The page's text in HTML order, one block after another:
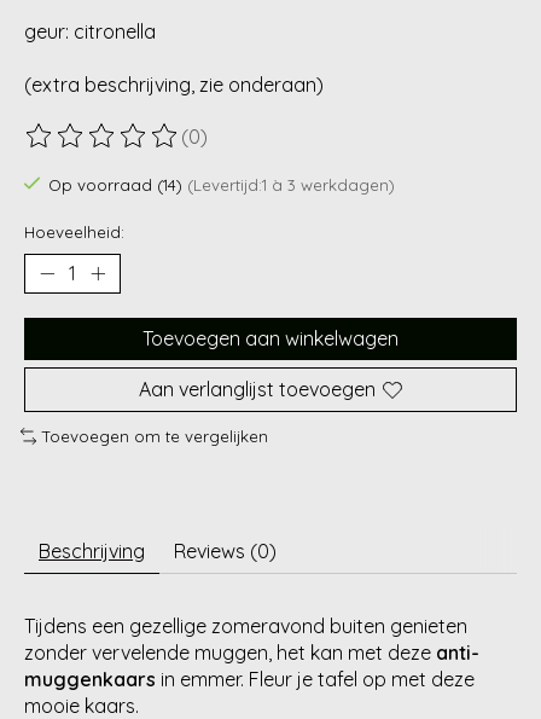
geur: citronella
(extra beschrijving, zie onderaan)
De beoordeling van dit product is
(0)
Op voorraad (14) (Levertijd:1 à 3 werkdagen)
Hoeveelheid:
Toevoegen aan winkelwagen
Aan verlanglijst toevoegen
Toevoegen om te vergelijken
Beschrijving Reviews (0)
Tijdens een gezellige zomeravond buiten genieten
zonder vervelende muggen, het kan met deze anti-
muggenkaars in emmer. Fleur je tafel op met deze
mooie kaars.